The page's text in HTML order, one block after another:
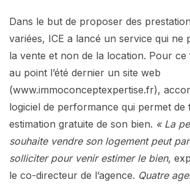
Dans le but de proposer des
variées, ICE a lancé un service qui ne
la vente et non de la location. Pour ce
au point l’été dernier un site web
(www.immoconceptexpertise.fr),
logiciel de performance qui permet
estimation gratuite de son bien. « La
souhaite vendre son logement peut
solliciter pour venir estimer le bien,
le co-directeur de l’agence. Quatre